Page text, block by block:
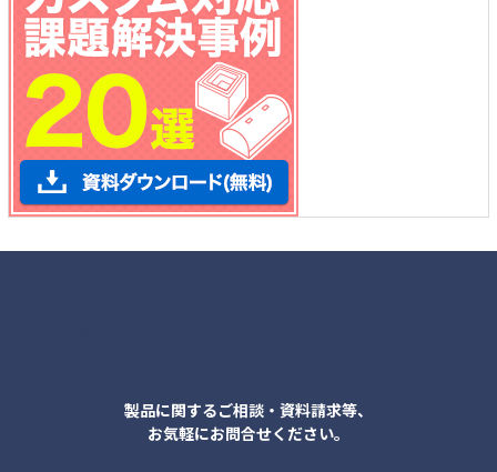
製品に関するご相談・資料請求等、
お気軽にお問合せください。